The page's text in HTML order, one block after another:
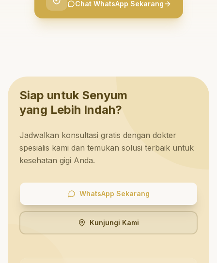
Chat WhatsApp Sekarang
Siap untuk Senyum
yang Lebih Indah?
Jadwalkan konsultasi gratis dengan dokter
spesialis kami dan temukan solusi terbaik untuk
kesehatan gigi Anda.
WhatsApp Sekarang
Kunjungi Kami